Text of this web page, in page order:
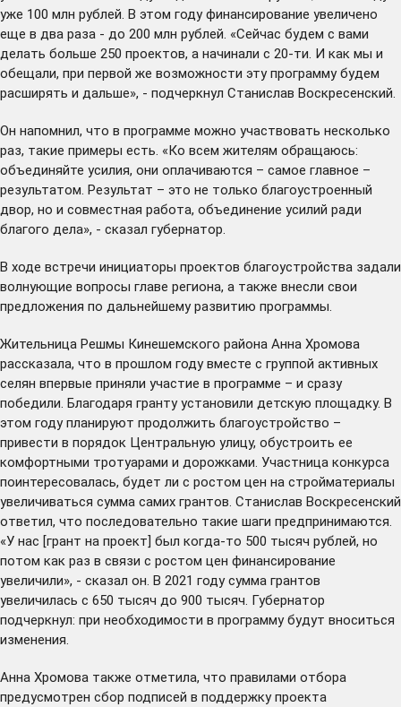
уже 100 млн рублей. В этом году финансирование увеличено
еще в два раза - до 200 млн рублей. «Сейчас будем с вами
делать больше 250 проектов, а начинали с 20-ти. И как мы и
обещали, при первой же возможности эту программу будем
расширять и дальше», - подчеркнул Станислав Воскресенский.
Он напомнил, что в программе можно участвовать несколько
раз, такие примеры есть. «Ко всем жителям обращаюсь:
объединяйте усилия, они оплачиваются – самое главное –
результатом. Результат – это не только благоустроенный
двор, но и совместная работа, объединение усилий ради
благого дела», - сказал губернатор.
В ходе встречи инициаторы проектов благоустройства задали
волнующие вопросы главе региона, а также внесли свои
предложения по дальнейшему развитию программы.
Жительница Решмы Кинешемского района Анна Хромова
рассказала, что в прошлом году вместе с группой активных
селян впервые приняли участие в программе – и сразу
победили. Благодаря гранту установили детскую площадку. В
этом году планируют продолжить благоустройство –
привести в порядок Центральную улицу, обустроить ее
комфортными тротуарами и дорожками. Участница конкурса
поинтересовалась, будет ли с ростом цен на стройматериалы
увеличиваться сумма самих грантов. Станислав Воскресенский
ответил, что последовательно такие шаги предпринимаются.
«У нас [грант на проект] был когда-то 500 тысяч рублей, но
потом как раз в связи с ростом цен финансирование
увеличили», - сказал он. В 2021 году сумма грантов
увеличилась с 650 тысяч до 900 тысяч. Губернатор
подчеркнул: при необходимости в программу будут вноситься
изменения.
Анна Хромова также отметила, что правилами отбора
предусмотрен сбор подписей в поддержку проекта